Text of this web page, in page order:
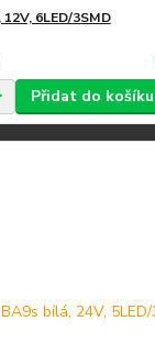
6LED/3SMD
Přidat do košíku